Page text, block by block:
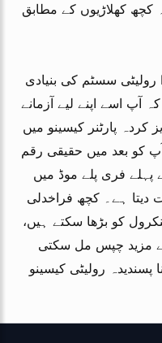
کھلاڑیوں کے مطابق
اب جب کہ آپ ریورس D'Alembert رولیٹی سسٹم کی بنیادی
آپ اسے اپنے لیے آزمانے
پارٹنر کیسینو میں
کو بعد میں حقیقی رقم
پہلے فری پلے موڈ میں
ہے۔ کچھ فراخدلی
کو بڑھا سکتے ہیں،
مزید چپس مل سکتی
رولیٹی کیسینو